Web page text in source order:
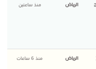
الرياض منذ ساعتين
الرياض منذ 6 ساعات